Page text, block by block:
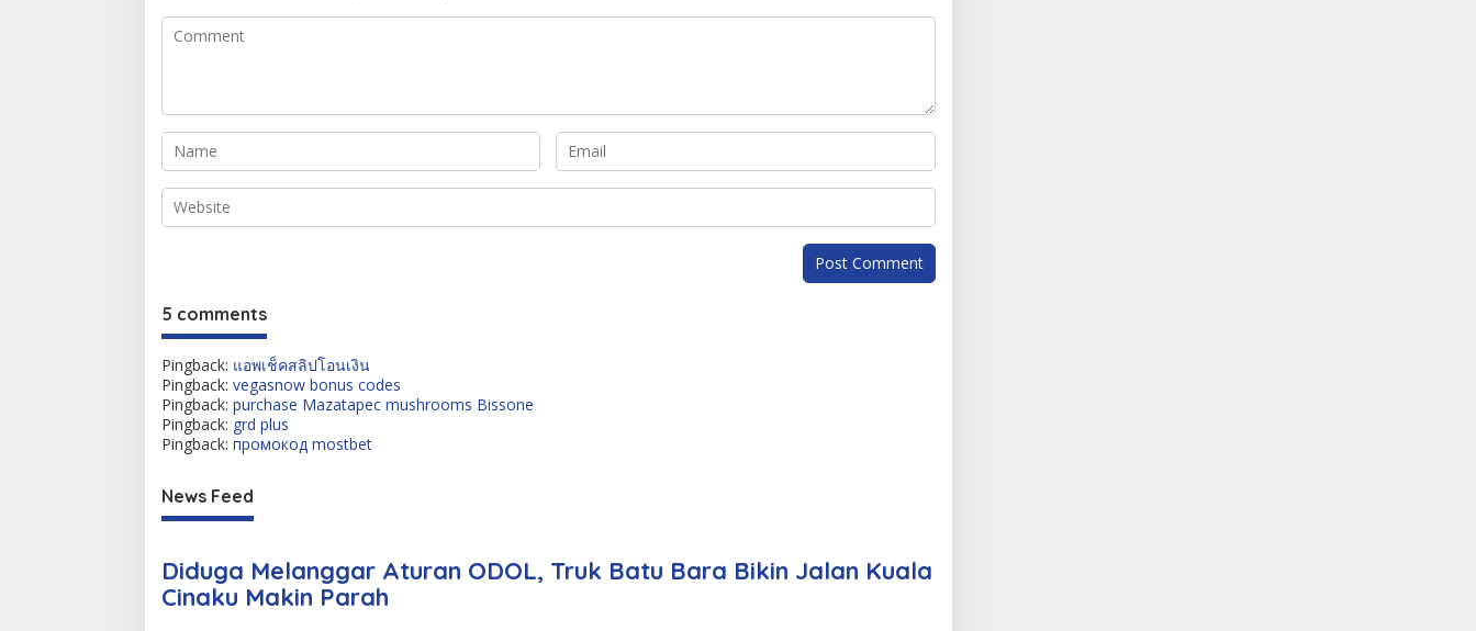
5 comments
Pingback: แอพเช็คสลิปโอนเงิน
Pingback: vegasnow bonus codes
Pingback: purchase Mazatapec mushrooms Bissone
Pingback: grd plus
Pingback: промокод mostbet
News Feed
Diduga Melanggar Aturan ODOL, Truk Batu Bara Bikin Jalan Kuala
Cinaku Makin Parah